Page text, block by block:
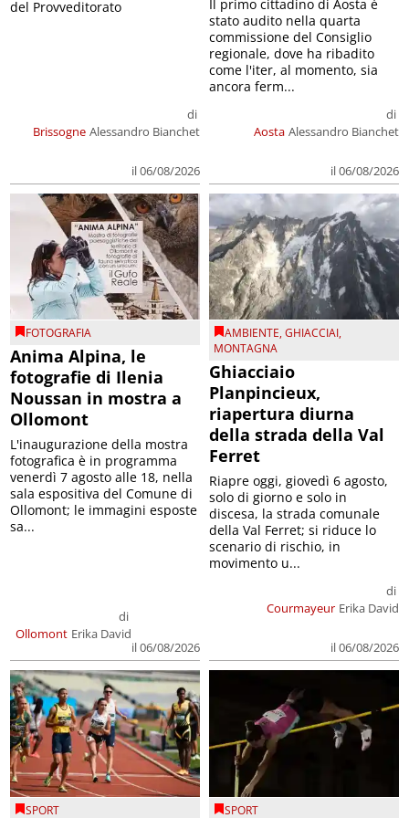
Brissogne
di
Alessandro Bianchet
il 06/08/2026
del Provveditorato
Aosta
di
Alessandro Bianchet
il 06/08/2026
Il primo cittadino di Aosta è
stato audito nella quarta
commissione del Consiglio
regionale, dove ha ribadito
come l'iter, al momento, sia
ancora ferm...
FOTOGRAFIA
Anima Alpina, le
fotografie di Ilenia
Noussan in mostra a
Ollomont
Ollomont
di
Erika David
il 06/08/2026
L'inaugurazione della mostra
fotografica è in programma
venerdì 7 agosto alle 18, nella
sala espositiva del Comune di
Ollomont; le immagini esposte
sa...
AMBIENTE,GHIACCIAI,
MONTAGNA
Ghiacciaio
Planpincieux,
riapertura diurna
della strada della Val
Ferret
Courmayeur
di
Erika David
il 06/08/2026
Riapre oggi, giovedì 6 agosto,
solo di giorno e solo in
discesa, la strada comunale
della Val Ferret; si riduce lo
scenario di rischio, in
movimento u...
SPORT SPORT